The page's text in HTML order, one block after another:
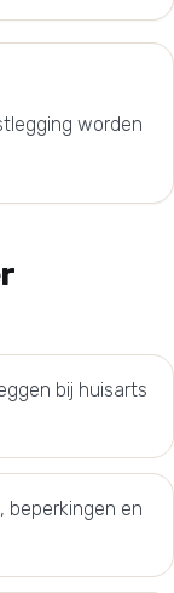
worden
bij huisarts
beperkingen en